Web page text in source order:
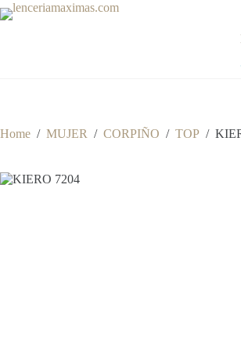
Skip
to
Home / MUJER / CORPIÑO / TOP /